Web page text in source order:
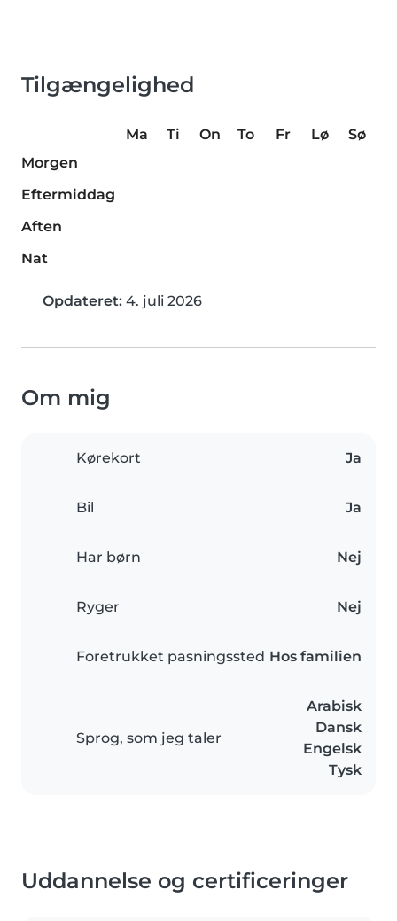
Tilgængelighed
Ma Ti On To Fr Lø
Sø
Morgen
Eftermiddag
Aften
Nat
Opdateret: 4. juli 2026
Om mig
Kørekort Ja
Bil Ja
Har børn Nej
Ryger Nej
Foretrukket pasningssted Hos familien
Sprog, som jeg taler
Arabisk
Dansk
Engelsk
Tysk
Uddannelse og certificeringer